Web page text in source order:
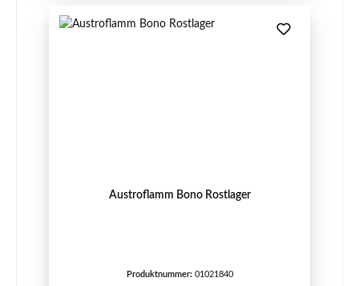
Austroflamm Bono Rostlager
Produktnummer: 01021840